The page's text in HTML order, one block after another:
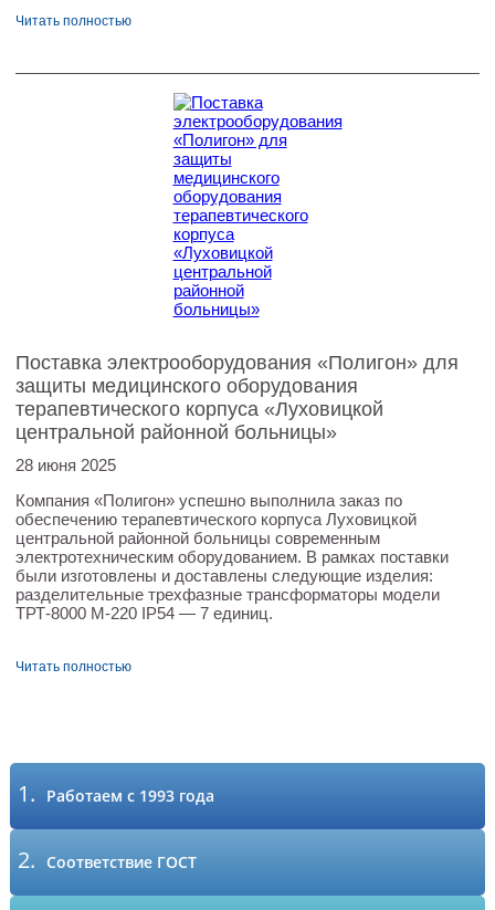
Читать полностью
Поставка электрооборудования «Полигон» для
защиты медицинского оборудования
терапевтического корпуса «Луховицкой
центральной районной больницы»
28 июня 2025
Компания «Полигон» успешно выполнила заказ по
обеспечению терапевтического корпуса Луховицкой
центральной районной больницы современным
электротехническим оборудованием. В рамках поставки
были изготовлены и доставлены следующие изделия:
разделительные трехфазные трансформаторы модели
ТРТ-8000 М-220 IP54 — 7 единиц.
Читать полностью
1. Работаем с 1993 года
2. Соответствие ГОСТ